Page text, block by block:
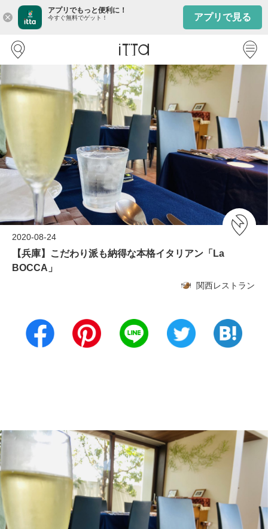
close
アプリでもっと便利に！
今すぐ無料でゲット！ アプリで見る
2020-08-24
【兵庫】こだわり派も納得な本格イタリアン「La
BOCCA」
関西レストラン